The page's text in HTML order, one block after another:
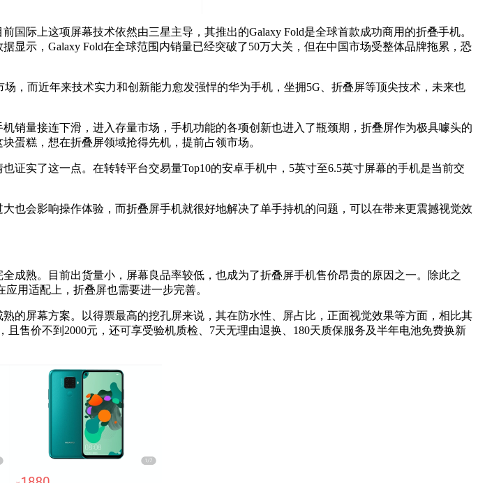
际上这项屏幕技术依然由三星主导，其推出的Galaxy Fold是全球首款成功商用的折叠手机。
示，Galaxy Fold在全球范围内销量已经突破了50万大关，但在中国市场受整体品牌拖累，恐
，而近年来技术实力和创新能力愈发强悍的华为手机，坐拥5G、折叠屏等顶尖技术，未来也
销量接连下滑，进入存量市场，手机功能的各项创新也进入了瓶颈期，折叠屏作为极具噱头的
蛋糕，想在折叠屏领域抢得先机，提前占领市场。
实了这一点。在转转平台交易量Top10的安卓手机中，5英寸至6.5英寸屏幕的手机是当前交
也会影响操作体验，而折叠屏手机就很好地解决了单手持机的问题，可以在带来更震撼视觉效
成熟。目前出货量小，屏幕良品率较低，也成为了折叠屏手机售价昂贵的原因之一。除此之
用适配上，折叠屏也需要进一步完善。
的屏幕方案。以得票最高的挖孔屏来说，其在防水性、屏占比，正面视觉效果等方面，相比其
售价不到2000元，还可享受验机质检、7天无理由退换、180天质保服务及半年电池免费换新